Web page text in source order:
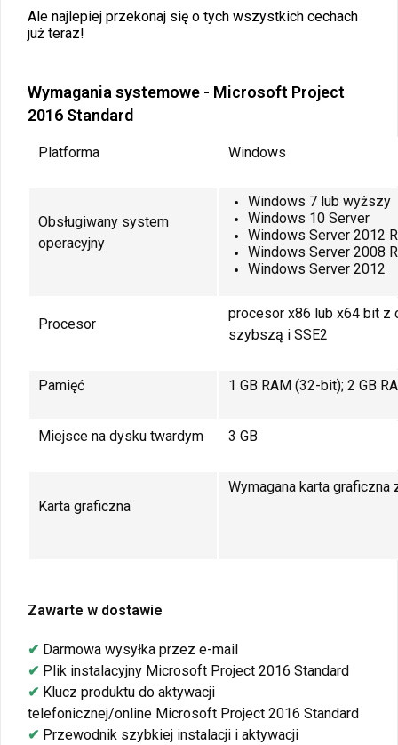
Ale najlepiej przekonaj się o tych wszystkich cechach
już teraz!
Wymagania systemowe - Microsoft Project
2016 Standard
Platforma Windows
Obsługiwany system
operacyjny
Windows 7 lub wyższy
Windows 10 Server
Windows Server 2012
Windows Server 2008
Windows Server 2012
Procesor
procesor x86 lub x64 bit z
szybszą i SSE2
Pamięć 1 GB RAM (32-bit); 2 GB
Miejsce na dysku twardym 3 GB
Karta graficzna
Wymagana karta graficzna
Zawarte w dostawie
✔ Darmowa wysyłka przez e-mail
✔ Plik instalacyjny Microsoft Project 2016 Standard
✔ Klucz produktu do aktywacji
telefonicznej/online Microsoft Project 2016 Standard
✔ Przewodnik szybkiej instalacji i aktywacji